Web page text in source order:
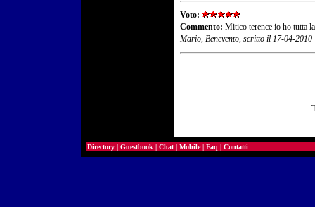
Voto:
Commento: Mitico terence io ho tutta
Mario, Benevento, scritto il 17-04-2010
Directory | Guestbook | Chat | Mobile| Faq | Contatti